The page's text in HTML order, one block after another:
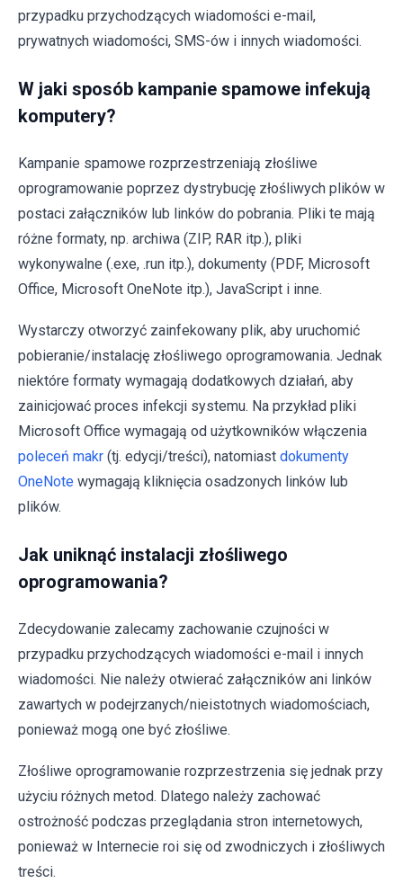
przypadku przychodzących wiadomości e-mail,
prywatnych wiadomości, SMS-ów i innych wiadomości.
W jaki sposób kampanie spamowe infekują
komputery?
Kampanie spamowe rozprzestrzeniają złośliwe
oprogramowanie poprzez dystrybucję złośliwych plików w
postaci załączników lub linków do pobrania. Pliki te mają
różne formaty, np. archiwa (ZIP, RAR itp.), pliki
wykonywalne (.exe, .run itp.), dokumenty (PDF, Microsoft
Office, Microsoft OneNote itp.), JavaScript i inne.
Wystarczy otworzyć zainfekowany plik, aby uruchomić
pobieranie/instalację złośliwego oprogramowania. Jednak
niektóre formaty wymagają dodatkowych działań, aby
zainicjować proces infekcji systemu. Na przykład pliki
Microsoft Office wymagają od użytkowników włączenia
poleceń makr (tj. edycji/treści), natomiast dokumenty
OneNote wymagają kliknięcia osadzonych linków lub
plików.
Jak uniknąć instalacji złośliwego
oprogramowania?
Zdecydowanie zalecamy zachowanie czujności w
przypadku przychodzących wiadomości e-mail i innych
wiadomości. Nie należy otwierać załączników ani linków
zawartych w podejrzanych/nieistotnych wiadomościach,
ponieważ mogą one być złośliwe.
Złośliwe oprogramowanie rozprzestrzenia się jednak przy
użyciu różnych metod. Dlatego należy zachować
ostrożność podczas przeglądania stron internetowych,
ponieważ w Internecie roi się od zwodniczych i złośliwych
treści.